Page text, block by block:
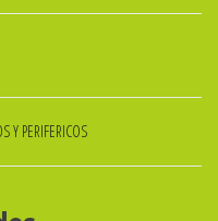
Y PERIFERICOS